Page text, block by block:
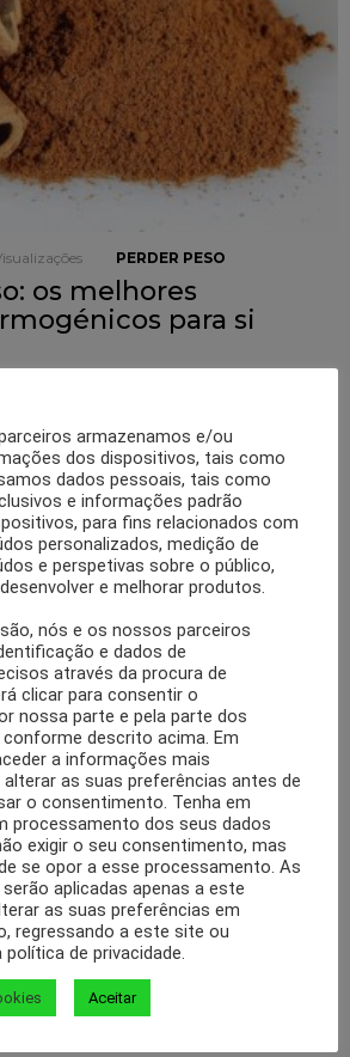
PERDER PESO
os melhores
para si
de perda de peso. Os alimentos
fortes aliados neste processo. Venha com o
melhores alimentos termogénicos. Se já
opção de pequenos almoços saudáveis para
as melhores […]MAIS
armazenamos e/ou
dos dispositivos, tais como
dados pessoais, tais como
e informações padrão
para fins relacionados com
personalizados, medição de
e perspetivas sobre o público,
e melhorar produtos.
nós e os nossos parceiros
e dados de
através da procura de
clicar para consentir o
nossa parte e pela parte dos
descrito acima. Em
a informações mais
as suas preferências antes de
o consentimento. Tenha em
processamento dos seus dados
exigir o seu consentimento, mas
se opor a esse processamento. As
aplicadas apenas a este
as suas preferências em
regressando a este site ou
de privacidade.
Aceitar